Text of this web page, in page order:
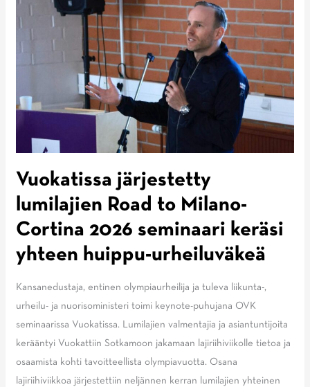
toimintaympäristöön
Vuokatissa järjestetty
lumilajien Road to Milano-
Cortina 2026 seminaari keräsi
yhteen huippu-urheiluväkeä
Kansanedustaja, entinen olympiaurheilija ja tuleva liikunta-,
urheilu- ja nuorisoministeri toimi keynote-puhujana OVK
seminaarissa Vuokatissa. Lumilajien valmentajia ja asiantuntijoita
kerääntyi Vuokattiin Sotkamoon jakamaan lajiriihiviikolle tietoa ja
osaamista kohti tavoitteellista olympiavuotta. Osana
lajiriihiviikkoa järjestettiin neljännen kerran lumilajien yhteinen